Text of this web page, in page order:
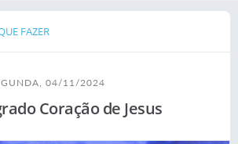
FAZER
04/11/2024
Coração de Jesus